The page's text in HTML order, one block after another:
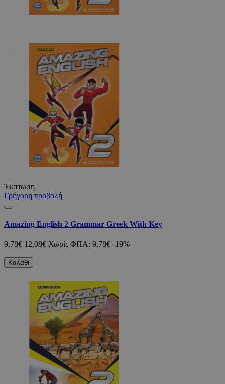
Έκπτωση
Γρήγορη προβολή
Amazing English 2 Grammar Greek With Key
9,78€ 12,08€ Χωρίς ΦΠΑ: 9,78€ -19%
Καλάθι